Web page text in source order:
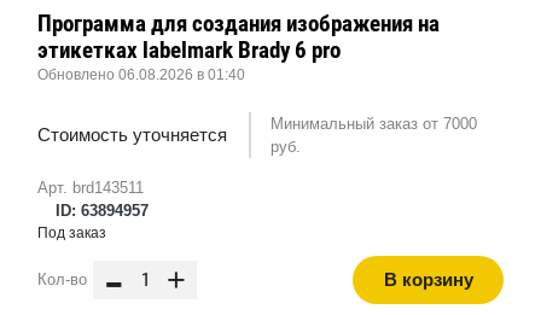
Арт. brd143511
ID: 63894957
Программа для создания изображения на
этикетках labelmark Brady 6 pro
Обновлено 06.08.2026 в 01:40
Стоимость уточняется
Минимальный заказ от 7000
руб.
Под заказ
Кол-во - + В корзину